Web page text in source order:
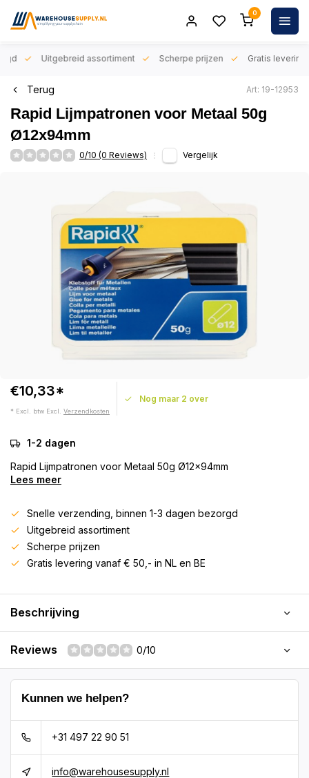
0
Uitgebreid assortiment Scherpe prijzen Gratis levering
Terug Art: 19-12953
Rapid Lijmpatronen voor Metaal 50g
Ø12x94mm
0/10 (0 Reviews) Vergelijk
€10,33*
* Excl. btw Excl. Verzendkosten
Nog maar 2 over
1-2 dagen
Rapid Lijmpatronen voor Metaal 50g Ø12x94mm
Lees meer
Snelle verzending, binnen 1-3 dagen bezorgd
Uitgebreid assortiment
Scherpe prijzen
Gratis levering vanaf € 50,- in NL en BE
Beschrijving
Reviews 0/10
Kunnen we helpen?
+31 497 22 90 51
info@warehousesupply.nl